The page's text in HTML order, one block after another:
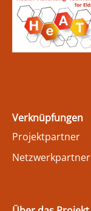
Verknüpfungen
Projektpartner
Netzwerkpartner